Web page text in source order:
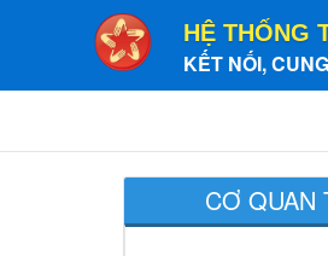
HỆ THỐNG
KẾT NỐI,
CƠ QUAN